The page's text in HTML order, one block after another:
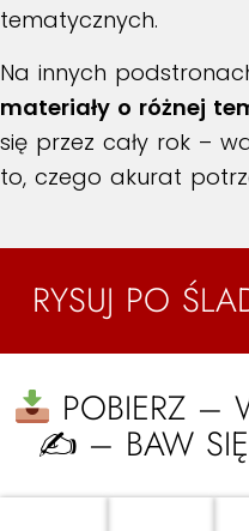
tematycznych.
Na innych
materiały o różnej
się przez cały rok –
to, czego akurat
RYSUJ PO
POBIERZ –
✍ – BAW